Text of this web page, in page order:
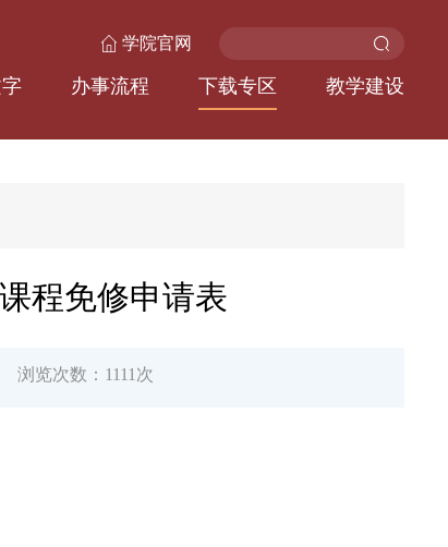
学院官网
办事流程 下载专区 教学建设
程免修申请表
浏览次数： 1111 次